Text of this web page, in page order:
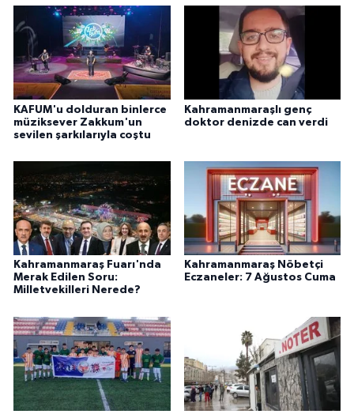
KAFUM'u dolduran binlerce
müziksever Zakkum'un
sevilen şarkılarıyla coştu
Kahramanmaraşlı genç
doktor denizde can verdi
Kahramanmaraş Fuarı'nda
Merak Edilen Soru:
Milletvekilleri Nerede?
Kahramanmaraş Nöbetçi
Eczaneler: 7 Ağustos Cuma